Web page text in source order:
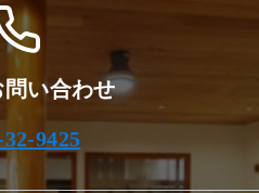
い合わせ
9425